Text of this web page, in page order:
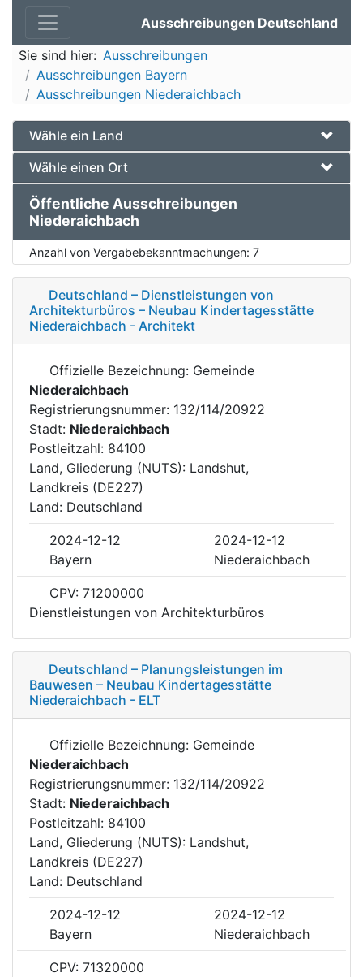
Ausschreibungen Deutschland
Sie sind hier: Ausschreibungen
Ausschreibungen Bayern
Ausschreibungen Niederaichbach
Wähle ein Land
Wähle einen Ort
Öffentliche Ausschreibungen
Niederaichbach
Anzahl von Vergabebekanntmachungen: 7
Deutschland – Dienstleistungen von
Architekturbüros – Neubau Kindertagesstätte
Niederaichbach - Architekt
Offizielle Bezeichnung: Gemeinde
Niederaichbach
Registrierungsnummer: 132/114/20922
Stadt: Niederaichbach
Postleitzahl: 84100
Land, Gliederung (NUTS): Landshut,
Landkreis (DE227)
Land: Deutschland
2024-12-12
2024-12-12
Bayern
Niederaichbach
CPV: 71200000
Dienstleistungen von Architekturbüros
Deutschland – Planungsleistungen im
Bauwesen – Neubau Kindertagesstätte
Niederaichbach - ELT
Offizielle Bezeichnung: Gemeinde
Niederaichbach
Registrierungsnummer: 132/114/20922
Stadt: Niederaichbach
Postleitzahl: 84100
Land, Gliederung (NUTS): Landshut,
Landkreis (DE227)
Land: Deutschland
2024-12-12
2024-12-12
Bayern
Niederaichbach
CPV: 71320000